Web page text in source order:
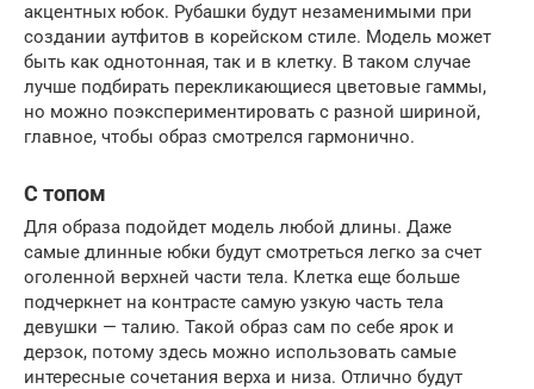
акцентных юбок. Рубашки будут незаменимыми при
создании аутфитов в корейском стиле. Модель может
быть как однотонная, так и в клетку. В таком случае
лучше подбирать перекликающиеся цветовые гаммы,
но можно поэкспериментировать с разной шириной,
главное, чтобы образ смотрелся гармонично.
С топом
Для образа подойдет модель любой длины. Даже
самые длинные юбки будут смотреться легко за счет
оголенной верхней части тела. Клетка еще больше
подчеркнет на контрасте самую узкую часть тела
девушки — талию. Такой образ сам по себе ярок и
дерзок, потому здесь можно использовать самые
интересные сочетания верха и низа. Отлично будут